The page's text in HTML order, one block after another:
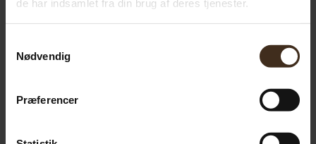
de har indsamlet fra din brug af deres tjenester.
Nødvendig
Præferencer